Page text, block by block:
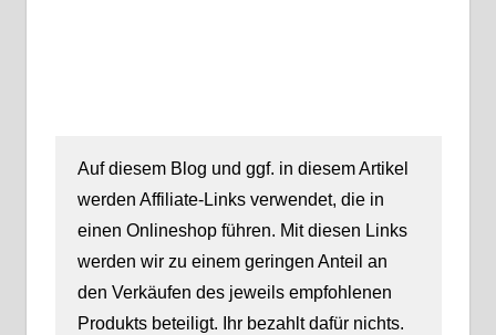
Auf diesem Blog und ggf. in diesem Artikel
werden Affiliate-Links verwendet, die in
einen Onlineshop führen. Mit diesen Links
werden wir zu einem geringen Anteil an
den Verkäufen des jeweils empfohlenen
Produkts beteiligt. Ihr bezahlt dafür nichts.